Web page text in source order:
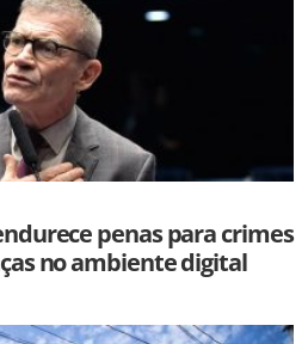
penas para crimes
no ambiente digital